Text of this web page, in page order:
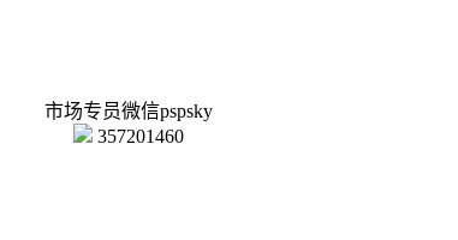
市场专员微信pspsky
357201460